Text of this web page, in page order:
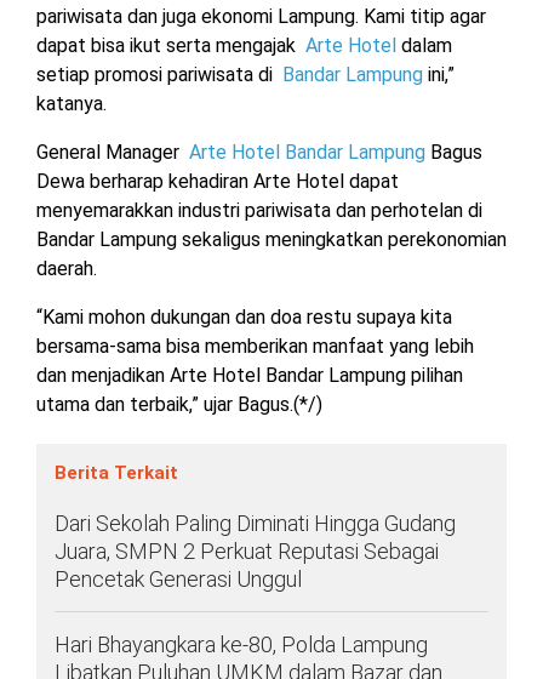
pariwisata dan juga ekonomi Lampung. Kami titip agar
dapat bisa ikut serta mengajak Arte Hotel dalam
setiap promosi pariwisata di Bandar Lampung ini,”
katanya.
General Manager Arte Hotel Bandar Lampung Bagus
Dewa berharap kehadiran Arte Hotel dapat
menyemarakkan industri pariwisata dan perhotelan di
Bandar Lampung sekaligus meningkatkan perekonomian
daerah.
“Kami mohon dukungan dan doa restu supaya kita
bersama-sama bisa memberikan manfaat yang lebih
dan menjadikan Arte Hotel Bandar Lampung pilihan
utama dan terbaik,” ujar Bagus.(*/)
Berita Terkait
Dari Sekolah Paling Diminati Hingga Gudang
Juara, SMPN 2 Perkuat Reputasi Sebagai
Pencetak Generasi Unggul
Hari Bhayangkara ke-80, Polda Lampung
Libatkan Puluhan UMKM dalam Bazar dan